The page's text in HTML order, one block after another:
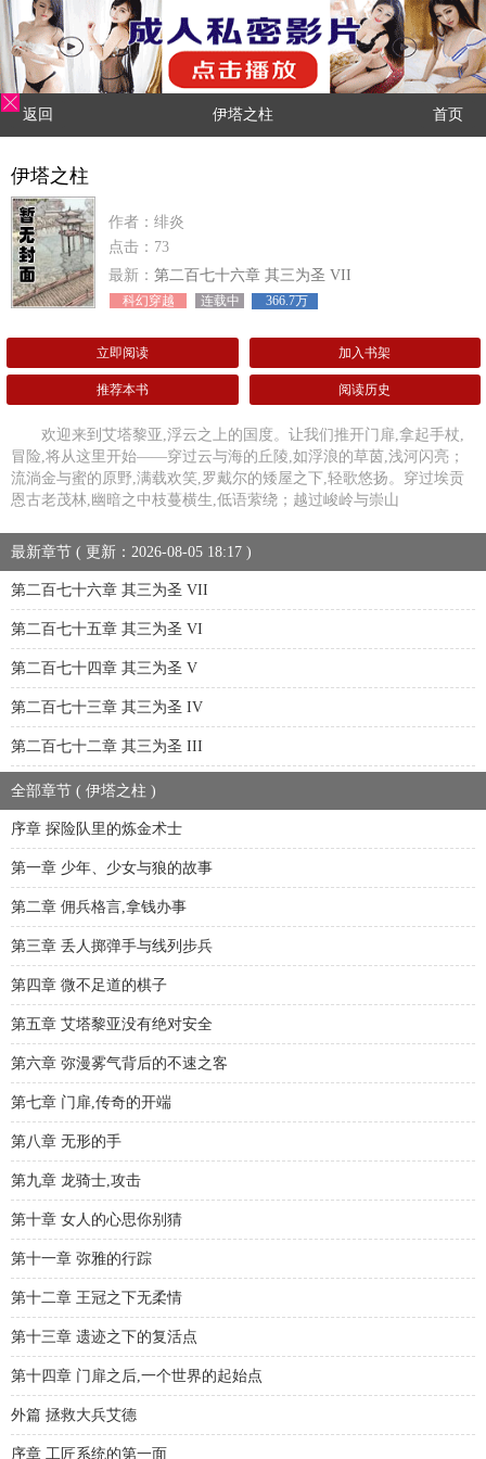
返回 伊塔之柱 首页
伊塔之柱
作者：绯炎
点击：73
最新： 第二百七十六章 其三为圣 VII
科幻穿越 连载中 366.7万
立即阅读 加入书架
推荐本书 阅读历史
欢迎来到艾塔黎亚,浮云之上的国度。让我们推开门扉,拿起手杖,
冒险,将从这里开始——穿过云与海的丘陵,如浮浪的草茵,浅河闪亮；
流淌金与蜜的原野,满载欢笑,罗戴尔的矮屋之下,轻歌悠扬。穿过埃贡
恩古老茂林,幽暗之中枝蔓横生,低语萦绕；越过峻岭与崇山
最新章节 ( 更新：2026-08-05 18:17 )
第二百七十六章 其三为圣 VII
第二百七十五章 其三为圣 VI
第二百七十四章 其三为圣 V
第二百七十三章 其三为圣 IV
第二百七十二章 其三为圣 III
全部章节 ( 伊塔之柱 )
序章 探险队里的炼金术士
第一章 少年、少女与狼的故事
第二章 佣兵格言,拿钱办事
第三章 丢人掷弹手与线列步兵
第四章 微不足道的棋子
第五章 艾塔黎亚没有绝对安全
第六章 弥漫雾气背后的不速之客
第七章 门扉,传奇的开端
第八章 无形的手
第九章 龙骑士,攻击
第十章 女人的心思你别猜
第十一章 弥雅的行踪
第十二章 王冠之下无柔情
第十三章 遗迹之下的复活点
第十四章 门扉之后,一个世界的起始点
外篇 拯救大兵艾德
序章 工匠系统的第一面